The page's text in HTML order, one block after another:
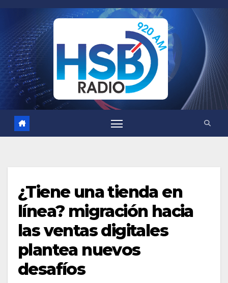
contenido
¿Tiene una tienda en
línea? migración hacia
las ventas digitales
plantea nuevos
desafíos